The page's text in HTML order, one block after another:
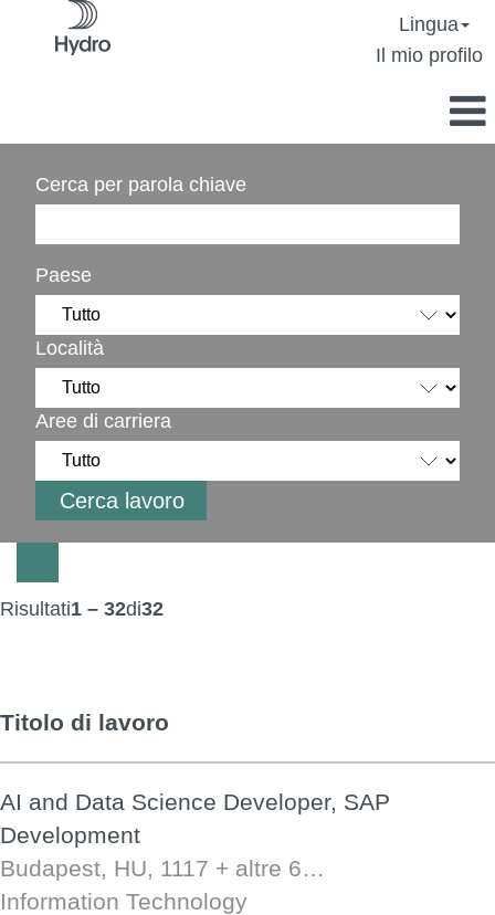
Lingua
Il mio profilo
Cerca per parola chiave
Paese
Località
Aree di carriera
Risultati1 – 32di32
Titolo di lavoro
AI and Data Science Developer, SAP
Development
Budapest, HU, 1117 + altre 6…
Information Technology